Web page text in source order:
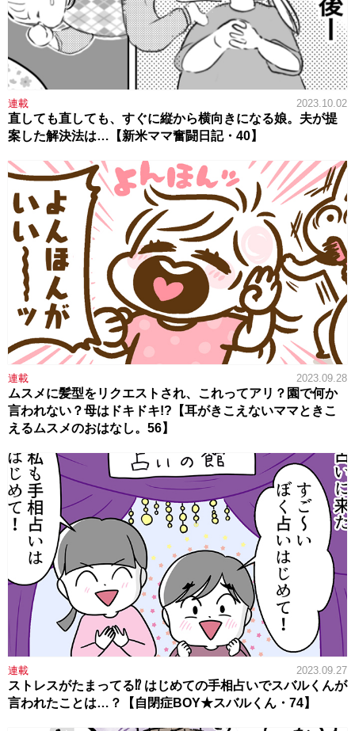
連載 2023.10.02
直しても直しても、すぐに縦から横向きになる娘。夫が提
案した解決法は…【新米ママ奮闘日記・40】
連載 2023.09.28
ムスメに髪型をリクエストされ、これってアリ？園で何か
言われない？母はドキドキ!?【耳がきこえないママときこ
えるムスメのおはなし。56】
連載 2023.09.27
ストレスがたまってる⁉ はじめての手相占いでスバルくんが
言われたことは…？【自閉症BOY★スバルくん・74】